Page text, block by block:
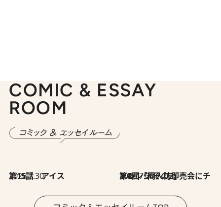
COMIC & ESSAY
ROOM
2026.7.30
第15話 アイス 2026.7.30
第8回「同人誌即売会にチャレンジ その2」